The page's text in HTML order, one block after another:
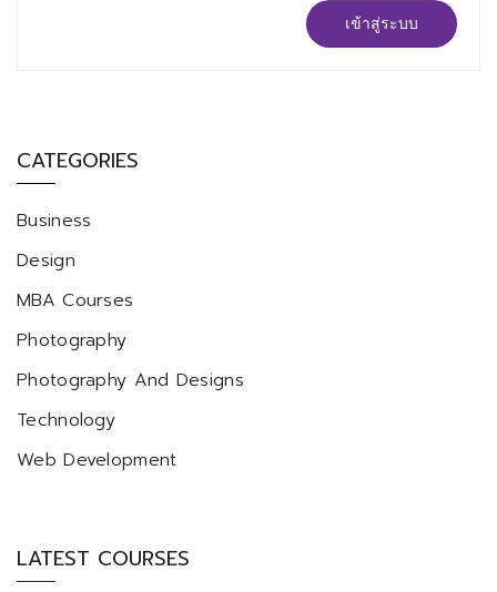
เข้าสู่ระบบ
CATEGORIES
Business
Design
MBA Courses
Photography
Photography And Designs
Technology
Web Development
LATEST COURSES